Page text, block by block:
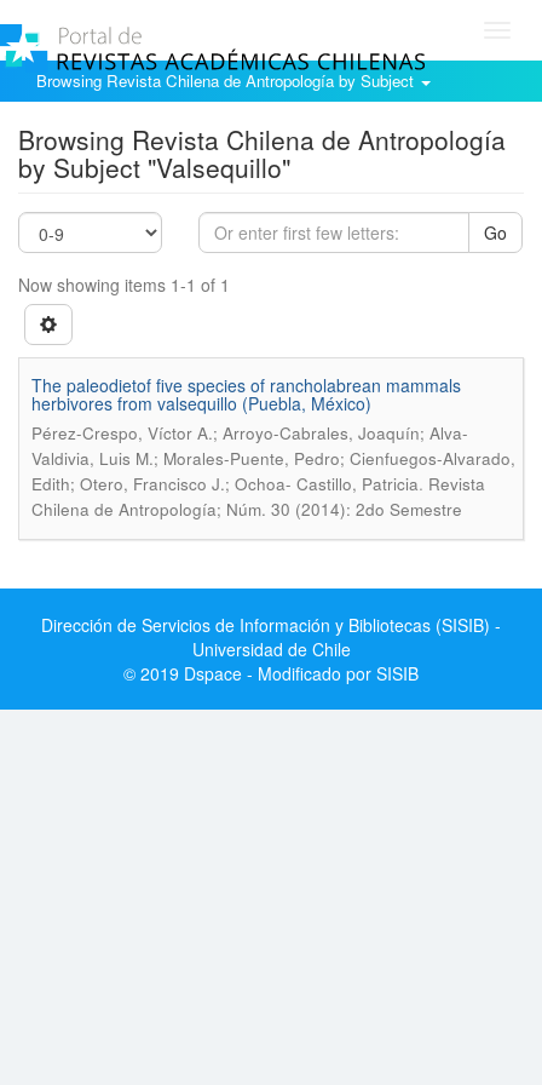
Browsing Revista Chilena de Antropología by Subject
Browsing Revista Chilena de Antropología
by Subject "Valsequillo"
Go
Now showing items 1-1 of 1
The paleodietof five species of rancholabrean mammals
herbivores from valsequillo (Puebla, México)
Pérez-Crespo, Víctor A.; Arroyo-Cabrales, Joaquín; Alva-
Valdivia, Luis M.; Morales-Puente, Pedro; Cienfuegos-Alvarado,
Edith; Otero, Francisco J.; Ochoa- Castillo, Patricia. Revista
Chilena de Antropología; Núm. 30 (2014): 2do Semestre
Dirección de Servicios de Información y Bibliotecas (SISIB) -
Universidad de Chile
© 2019 Dspace - Modificado por SISIB